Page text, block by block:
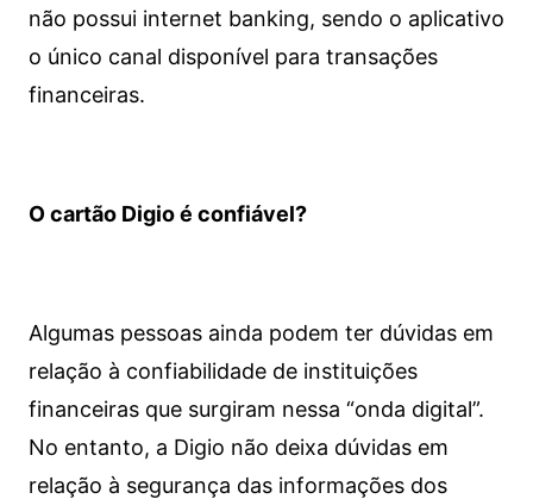
não possui internet banking, sendo o aplicativo
o único canal disponível para transações
financeiras.
O cartão Digio é confiável?
Algumas pessoas ainda podem ter dúvidas em
relação à confiabilidade de instituições
financeiras que surgiram nessa “onda digital”.
No entanto, a Digio não deixa dúvidas em
relação à segurança das informações dos